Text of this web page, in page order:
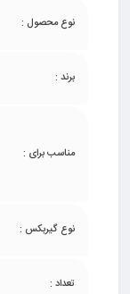
نوع محصول :
برند :
مناسب برای :
نوع گیربکس :
تعداد :